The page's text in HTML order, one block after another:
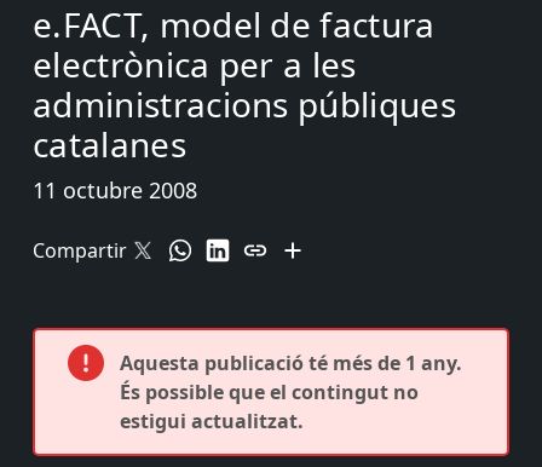
e.FACT, model de factura
electrònica per a les
administracions públiques
catalanes
11 octubre 2008
Compartir
Aquesta publicació té més de 1 any.
És possible que el contingut no
estigui actualitzat.